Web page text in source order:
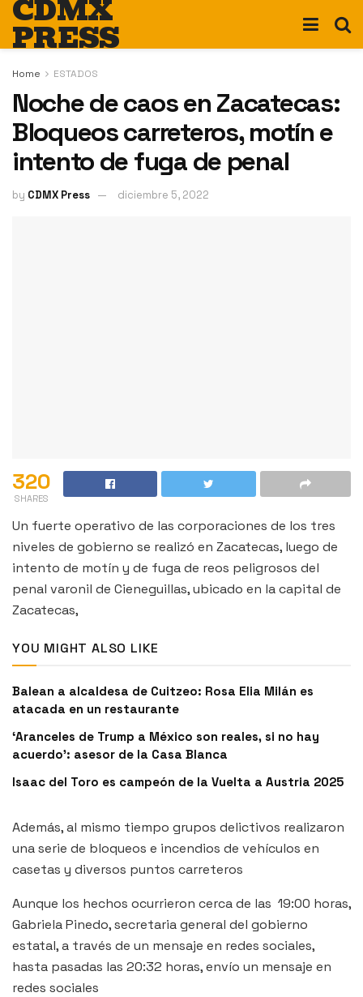
CDMX
PRESS
Home ESTADOS
Noche de caos en Zacatecas:
Bloqueos carreteros, motín e
intento de fuga de penal
by CDMX Press diciembre 5, 2022
320
SHARES
Un fuerte operativo de las corporaciones de los tres
niveles de gobierno se realizó en Zacatecas, luego de
intento de motín y de fuga de reos peligrosos del
penal varonil de Cieneguillas, ubicado en la capital de
Zacatecas,
YOU MIGHT ALSO LIKE
Balean a alcaldesa de Cuitzeo: Rosa Elia Milán es
atacada en un restaurante
‘Aranceles de Trump a México son reales, si no hay
acuerdo’: asesor de la Casa Blanca
Isaac del Toro es campeón de la Vuelta a Austria 2025
Además, al mismo tiempo grupos delictivos realizaron
una serie de bloqueos e incendios de vehículos en
casetas y diversos puntos carreteros
Aunque los hechos ocurrieron cerca de las 19:00 horas,
Gabriela Pinedo, secretaria general del gobierno
estatal, a través de un mensaje en redes sociales,
hasta pasadas las 20:32 horas, envío un mensaje en
redes sociales